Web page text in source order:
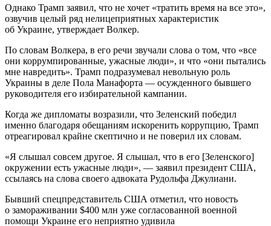
Однако Трамп заявил, что не хочет «тратить время на все это»,
озвучив целый ряд нелицеприятных характеристик
об Украине, утверждает Волкер.
По словам Волкера, в его речи звучали слова о том, что «все
они коррумпированные, ужасные люди», и что «они пытались
мне навредить». Трамп подразумевал невольную роль
Украины в деле Пола Манафорта — осужденного бывшего
руководителя его избирательной кампании.
Когда же дипломаты возразили, что Зеленский победил
именно благодаря обещаниям искоренить коррупцию, Трамп
отреагировал крайне скептично и не поверил их словам.
«Я слышал совсем другое. Я слышал, что в его [Зеленского]
окружении есть ужасные люди», — заявил президент США,
ссылаясь на слова своего адвоката Рудольфа Джулиани.
Бывший спецпредставитель США отметил, что новость
о замораживании $400 млн уже согласованной военной
помощи Украине его неприятно удивила